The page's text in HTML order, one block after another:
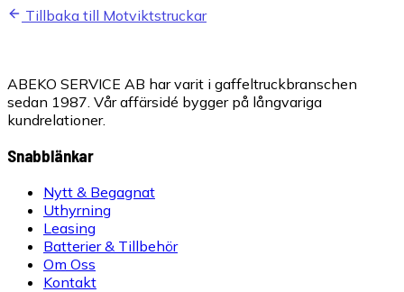
Tillbaka till Motviktstruckar
ABEKO SERVICE AB har varit i gaffeltruckbranschen
sedan 1987. Vår affärsidé bygger på långvariga
kundrelationer.
Snabblänkar
Nytt & Begagnat
Uthyrning
Leasing
Batterier & Tillbehör
Om Oss
Kontakt